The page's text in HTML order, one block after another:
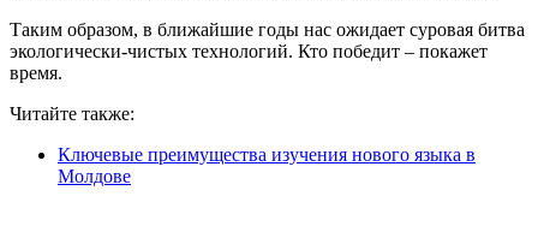
Таким образом, в ближайшие годы нас ожидает суровая битва
экологически-чистых технологий. Кто победит – покажет
время.
Читайте также:
Ключевые преимущества изучения нового языка в
Молдове